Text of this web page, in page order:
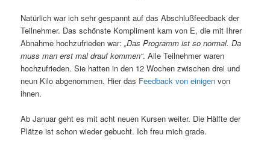
Natürlich war ich sehr gespannt auf das Abschlußfeedback der
Teilnehmer. Das schönste Kompliment kam von E, die mit Ihrer
Abnahme hochzufrieden war:„Das Programm ist so normal. Da
muss man erst mal drauf kommen“. Alle Teilnehmer waren
hochzufrieden. Sie hatten in den 12 Wochen zwischen drei und
neun Kilo abgenommen. Hier das Feedback von einigen von
ihnen.
Ab Januar geht es mit acht neuen Kursen weiter. Die Hälfte der
Plätze ist schon wieder gebucht. Ich freu mich grade.